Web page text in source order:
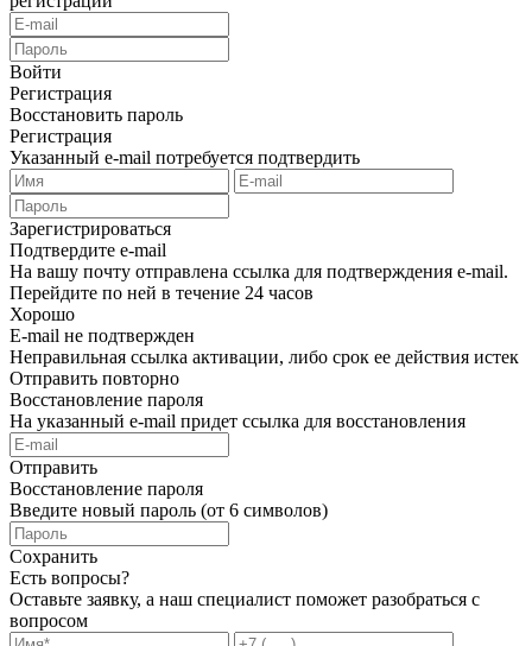
Войти
Регистрация
Восстановить пароль
Регистрация
Указанный e-mail потребуется подтвердить
Зарегистрироваться
Подтвердите e-mail
На вашу почту отправлена ссылка для подтверждения e-mail.
Перейдите по ней в течение 24 часов
Хорошо
E-mail не подтвержден
Неправильная ссылка активации, либо срок ее действия истек
Отправить повторно
Восстановление пароля
На указанный e-mail придет ссылка для восстановления
Отправить
Восстановление пароля
Введите новый пароль (от 6 символов)
Сохранить
Есть вопросы?
Оставьте заявку, а наш специалист поможет разобраться с
вопросом